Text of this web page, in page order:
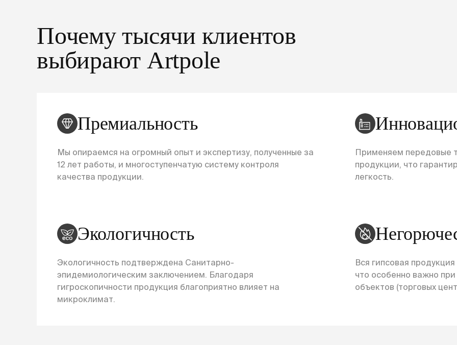
Почему тысячи клиентов
выбирают Artpole
Премиальность
Мы опираемся на огромный опыт и экспертизу, полученные за
12 лет работы, и многоступенчатую систему контроля
качества продукции.
Применяем передовые
продукции, что
легкость.
Экологичность
Экологичность подтверждена Санитарно-
эпидемиологическим заключением. Благодаря
гигроскопичности продукция благоприятно влияет на
микроклимат.
Вся гипсовая
что особенно важно
объектов (торговых